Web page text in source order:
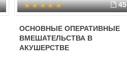
45
ОСНОВНЫЕ ОПЕРАТИВНЫЕ
ВМЕШАТЕЛЬСТВА В
АКУШЕРСТВЕ